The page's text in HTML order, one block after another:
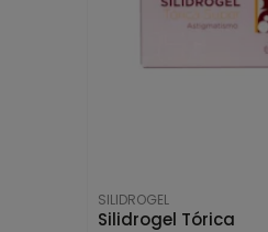
SILIDROGEL
Silidrogel Tórica